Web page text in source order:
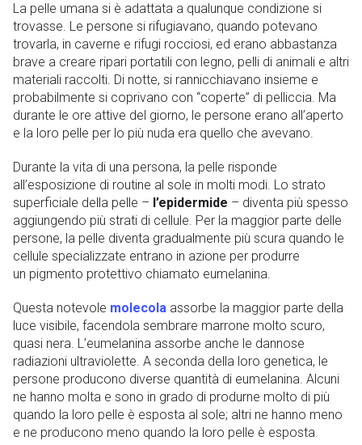
La pelle umana si è adattata a qualunque condizione si
trovasse. Le persone si rifugiavano, quando potevano
trovarla, in caverne e rifugi rocciosi, ed erano abbastanza
brave a creare ripari portatili con legno, pelli di animali e altri
materiali raccolti. Di notte, si rannicchiavano insieme e
probabilmente si coprivano con “coperte” di pelliccia. Ma
durante le ore attive del giorno, le persone erano all’aperto
e la loro pelle per lo più nuda era quello che avevano.
Durante la vita di una persona, la pelle risponde
all’esposizione di routine al sole in molti modi. Lo strato
superficiale della pelle – l’epidermide – diventa più spesso
aggiungendo più strati di cellule. Per la maggior parte delle
persone, la pelle diventa gradualmente più scura quando le
cellule specializzate entrano in azione per produrre
un pigmento protettivo chiamato eumelanina.
Questa notevole molecola assorbe la maggior parte della
luce visibile, facendola sembrare marrone molto scuro,
quasi nera. L’eumelanina assorbe anche le dannose
radiazioni ultraviolette. A seconda della loro genetica, le
persone producono diverse quantità di eumelanina. Alcuni
ne hanno molta e sono in grado di produrne molto di più
quando la loro pelle è esposta al sole; altri ne hanno meno
e ne producono meno quando la loro pelle è esposta.